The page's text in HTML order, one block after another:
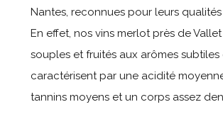
Nantes, reconnues pour leurs qualités
En effet, nos vins merlot près de
souples et fruités aux arômes subtiles
caractérisent par une acidité
tannins moyens et un corps assez